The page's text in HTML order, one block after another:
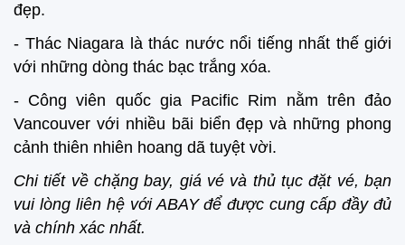
đẹp.
- Thác Niagara là thác nước nổi tiếng nhất thế giới
với những dòng thác bạc trắng xóa.
- Công viên quốc gia Pacific Rim nằm trên đảo
Vancouver với nhiều bãi biển đẹp và những phong
cảnh thiên nhiên hoang dã tuyệt vời.
Chi tiết về chặng bay, giá vé và thủ tục đặt vé, bạn
vui lòng liên hệ với ABAY để được cung cấp đầy đủ
và chính xác nhất.